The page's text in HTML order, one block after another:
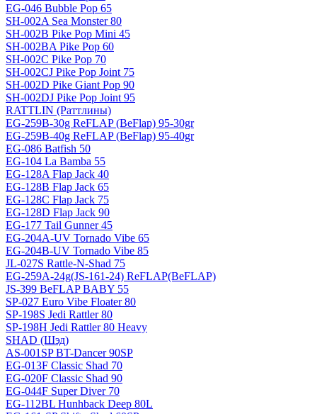
EG-046 Bubble Pop 65
SH-002A Sea Monster 80
SH-002B Pike Pop Mini 45
SH-002BA Pike Pop 60
SH-002C Pike Pop 70
SH-002CJ Pike Pop Joint 75
SH-002D Pike Giant Pop 90
SH-002DJ Pike Pop Joint 95
RATTLIN (Раттлины)
EG-259B-30g ReFLAP (BeFlap) 95-30gr
EG-259B-40g ReFLAP (BeFlap) 95-40gr
EG-086 Batfish 50
EG-104 La Bamba 55
EG-128A Flap Jack 40
EG-128B Flap Jack 65
EG-128C Flap Jack 75
EG-128D Flap Jack 90
EG-177 Tail Gunner 45
EG-204A-UV Tornado Vibe 65
EG-204B-UV Tornado Vibe 85
JL-027S Rattle-N-Shad 75
EG-259A-24g(JS-161-24) ReFLAP(BeFLAP)
JS-399 BeFLAP BABY 55
SP-027 Euro Vibe Floater 80
SP-198S Jedi Rattler 80
SP-198H Jedi Rattler 80 Heavy
SHAD (Шэд)
AS-001SP BT-Dancer 90SP
EG-013F Classic Shad 70
EG-020F Classic Shad 90
EG-044F Super Diver 70
EG-112BL Hunhback Deep 80L